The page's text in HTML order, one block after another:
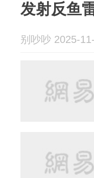
发射反鱼
别吵吵 2025-